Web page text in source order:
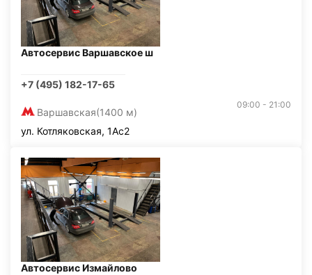
Автосервис Варшавское ш
+7 (495) 182-17-65
Варшавская(1400 м)
09:00 - 21:00
ул. Котляковская, 1Ас2
Автосервис Измайлово